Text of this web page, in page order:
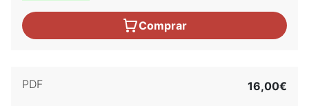
Comprar
PDF 16,00€